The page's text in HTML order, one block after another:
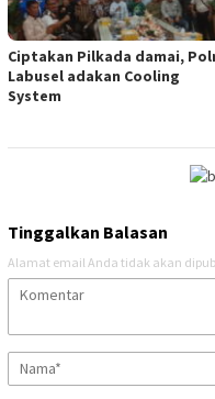
Ciptakan Pilkada damai,
Labusel adakan Cooling
System
Tinggalkan Balasan
Alamat email Anda tidak akan